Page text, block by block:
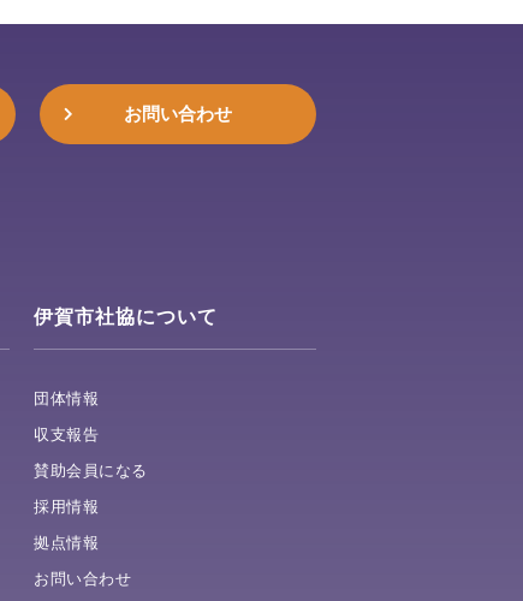
お問い合わせ
伊賀市社協について
団体情報
収支報告
賛助会員になる
採用情報
拠点情報
お問い合わせ